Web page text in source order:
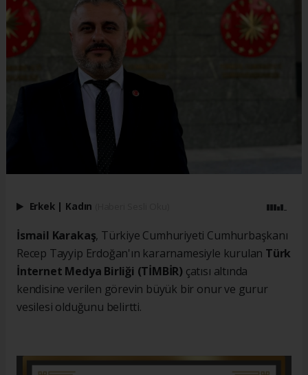
Erkek | Kadın
İsmail Karakaş, Türkiye Cumhuriyeti Cumhurbaşkanı
Recep Tayyip Erdoğan'ın kararnamesiyle kurulan Türk
İnternet Medya Birliği (TİMBİR) çatısı altında
kendisine verilen görevin büyük bir onur ve gurur
vesilesi olduğunu belirtti.